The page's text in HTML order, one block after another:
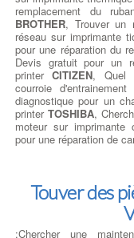
remplacement du
BROTHER, Trouver un
réseau sur imprimante
pour une réparation du
Devis gratuit pour un
printerCITIZEN, Quel
courroie
diagnostique pour un
printer TOSHIBA,
moteur sur imprimante
pour une réparation de
Touver des
;Chercher une